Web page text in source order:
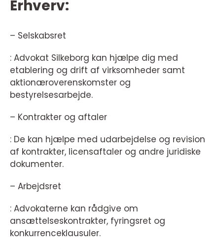
Erhverv:
– Selskabsret
: Advokat Silkeborg kan hjælpe dig med
etablering og drift af virksomheder samt
aktionæroverenskomster og
bestyrelsesarbejde.
– Kontrakter og aftaler
: De kan hjælpe med udarbejdelse og revision
af kontrakter, licensaftaler og andre juridiske
dokumenter.
– Arbejdsret
: Advokaterne kan rådgive om
ansættelseskontrakter, fyringsret og
konkurrenceklausuler.